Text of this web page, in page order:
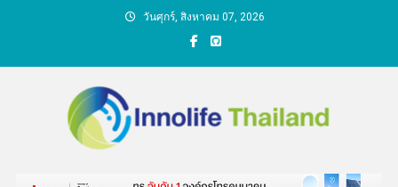
วันศุกร์, สิงหาคม 07, 2026
คนกับความคิด ชีวิตกับ